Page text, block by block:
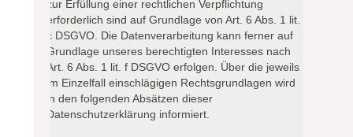
zur Erfüllung einer rechtlichen Verpflichtung
erforderlich sind auf Grundlage von Art. 6 Abs. 1 lit.
c DSGVO. Die Datenverarbeitung kann ferner auf
Grundlage unseres berechtigten Interesses nach
Art. 6 Abs. 1 lit. f DSGVO erfolgen. Über die jeweils
im Einzelfall einschlägigen Rechtsgrundlagen wird
in den folgenden Absätzen dieser
Datenschutzerklärung informiert.